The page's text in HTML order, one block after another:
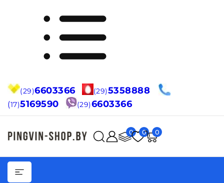
(29)6603366 (29)5358888
(17)5169590 (29)6603366
0 0 0